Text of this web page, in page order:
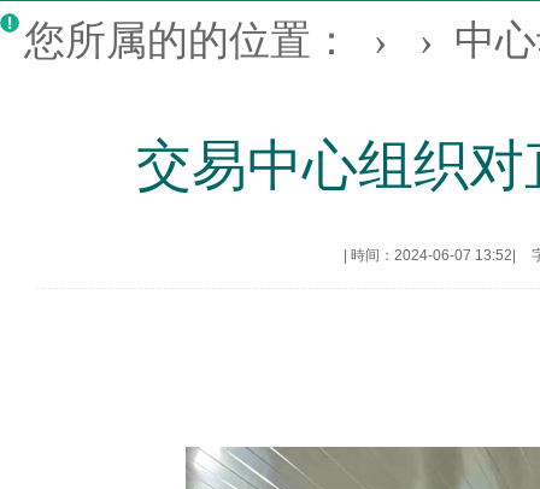
您所属的的位置： › › 中
交易中心组织
時间：2024-06-07 13:52